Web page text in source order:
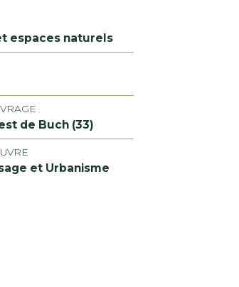
espaces naturels
de Buch (33)
et Urbanisme